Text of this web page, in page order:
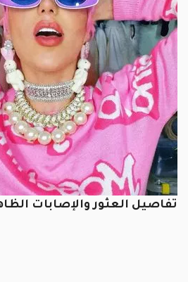
تفاصيل العثور والإصابات